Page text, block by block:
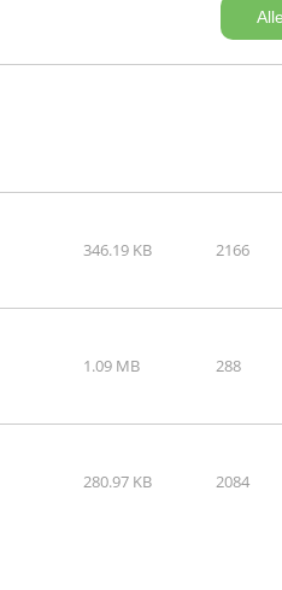
346.19 KB 2166
1.09 MB 288
280.97 KB 2084